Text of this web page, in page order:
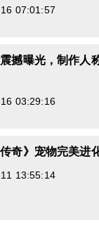
07:01:57
震撼曝光，制作人
03:29:16
奇》宠物完美进
13:55:14